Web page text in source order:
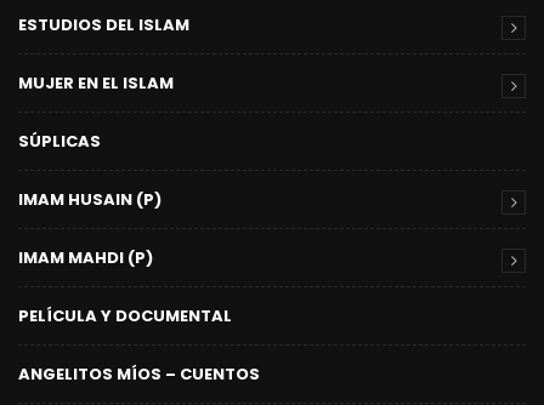
ESTUDIOS DEL ISLAM
MUJER EN EL ISLAM
SÚPLICAS
IMAM HUSAIN (P)
IMAM MAHDI (P)
PELÍCULA Y DOCUMENTAL
ANGELITOS MÍOS – CUENTOS